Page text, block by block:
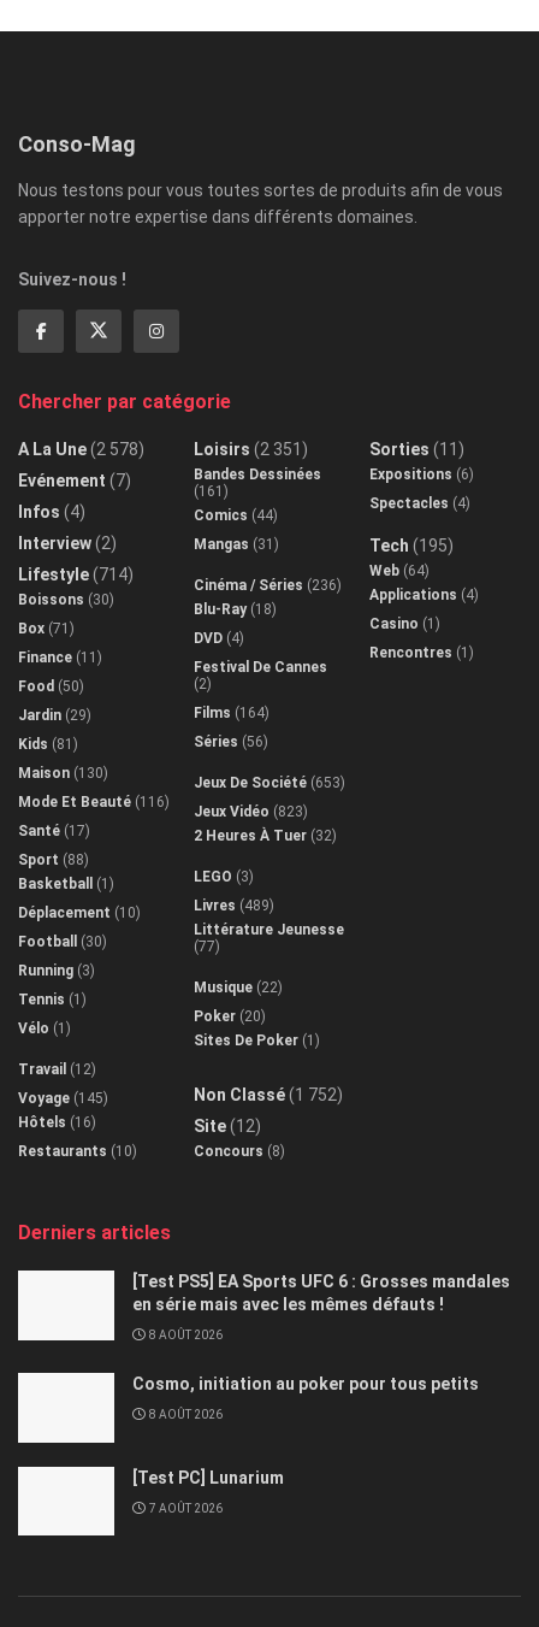
Conso-Mag
Nous testons pour vous toutes sortes de produits afin de vous
apporter notre expertise dans différents domaines.
Suivez-nous !
Chercher par catégorie
A La Une(2 578)
Evénement (7)
Infos (4)
Interview(2)
Lifestyle(714)
Boissons (30)
Box (71)
Finance (11)
Food (50)
Jardin (29)
Kids (81)
Maison (130)
Mode Et Beauté (116)
Santé (17)
Sport (88)
Basketball
(1)
Déplacement (10)
Football
(30)
Running (3)
Tennis (1)
Vélo (1)
Travail (12)
Voyage (145)
Hôtels (16)
Restaurants (10)
Loisirs (2 351)
Bandes Dessinées
(161)
Comics (44)
Mangas (31)
Cinéma / Séries (236)
Blu-Ray(18)
DVD (4)
Festival De Cannes
(2)
Films (164)
Séries (56)
Jeux De Société (653)
Jeux Vidéo (823)
2 Heures À Tuer (32)
LEGO (3)
Livres (489)
Littérature Jeunesse
(77)
Musique (22)
Poker (20)
Sites De Poker (1)
Non Classé(1 752)
Site(12)
Concours (8)
Sorties (11)
Expositions (6)
Spectacles (4)
Tech (195)
Web (64)
Applications (4)
Casino (1)
Rencontres (1)
Derniers articles
[Test PS5] EA Sports UFC 6 : Grosses mandales
en série mais avec les mêmes défauts !
8 AOÛT 2026
Cosmo, initiation au poker pour tous petits
8 AOÛT 2026
[Test PC] Lunarium
7 AOÛT 2026